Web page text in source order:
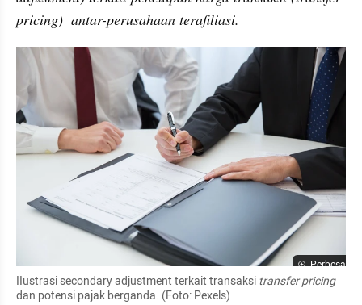
pricing)  antar-perusahaan terafiliasi.
Perbesar
IIustrasi secondary adjustment terkait transaksi
transfer pricing
dan potensi pajak berganda. (Foto: Pexels)